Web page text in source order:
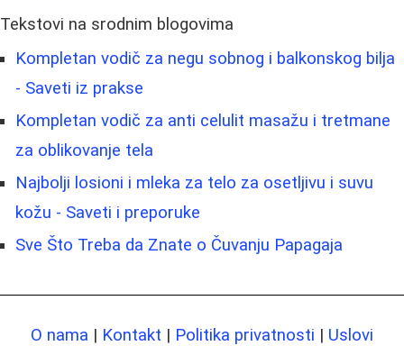
Tekstovi na srodnim blogovima
Kompletan vodič za negu sobnog i balkonskog bilja
- Saveti iz prakse
Kompletan vodič za anti celulit masažu i tretmane
za oblikovanje tela
Najbolji losioni i mleka za telo za osetljivu i suvu
kožu - Saveti i preporuke
Sve Što Treba da Znate o Čuvanju Papagaja
O nama | Kontakt | Politika privatnosti | Uslovi